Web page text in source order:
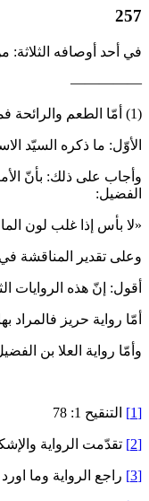
257
في أحد أوصافه الثلاثة:
—————
(1) أمّا الطعم والرائحة فمنصوص عليهما، ولا إشكال فيهما. نعم، استشكل في اللون، والاستشكال في اللون يمكن أن يبيَّن بأحد تقريبين:
الأوّل: ما ذكره السيّد
وأجاب على ذلك: بأنّ
الفضيل:
«لا بأس إذا غلب لون
وعلى تقدير المناقشة
أقول: إنّ هذه الروايات
أمّا رواية حريز
وأمّا رواية العلا بن
[1] التنقيح 1: 78
[2] تقدّمت الرواية
[3] راجع الرواية وما